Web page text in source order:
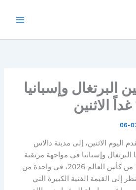
البرتغال وإسبانيا
اليوم الاثنين، إلى مدينة دالاس
البرتغال وإسبانيا في مواجهة مرتقبة
ضمن منافسات دور الـ16 من كأس العالم 2026، في واحدة من
إلى القيمة الفنية الكبيرة التي